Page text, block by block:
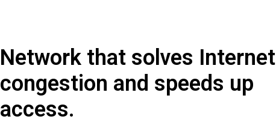
Network that solves Internet
congestion and speeds up
access.